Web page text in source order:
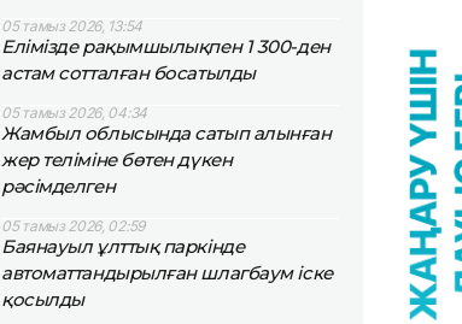
05 тамыз 2026, 13:54
Елімізде рақымшылықпен 1 300-ден
астам сотталған босатылды
05 тамыз 2026, 04:34
Жамбыл облысында сатып алынған
жер теліміне бөтен дүкен
рәсімделген
05 тамыз 2026, 02:59
Баянауыл ұлттық паркінде
автоматтандырылған шлагбаум іске
қосылды